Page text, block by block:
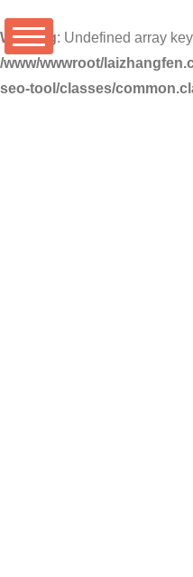
Warning: Undefined array
/www/wwwroot/
seo-tool/classes/